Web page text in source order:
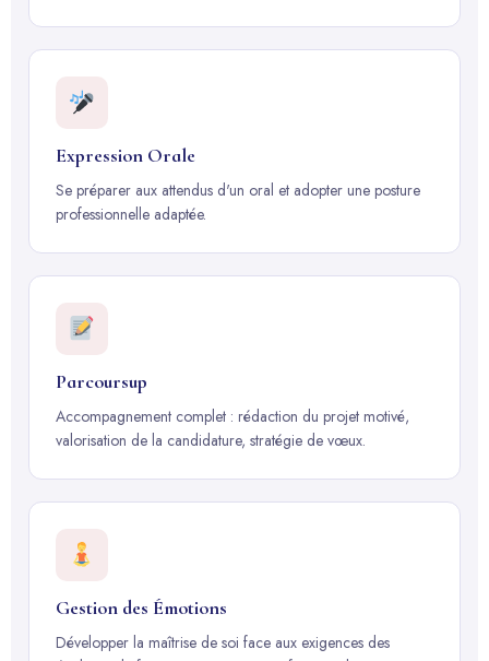
Expression Orale
Se préparer aux attendus d'un oral et adopter une posture
professionnelle adaptée.
Parcoursup
Accompagnement complet : rédaction du projet motivé,
valorisation de la candidature, stratégie de vœux.
Gestion des Émotions
Développer la maîtrise de soi face aux exigences des